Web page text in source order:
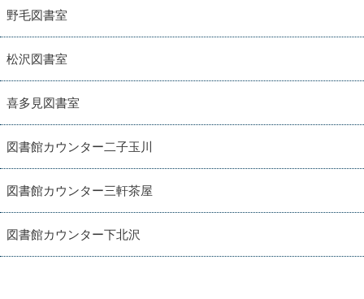
野毛図書室
松沢図書室
喜多見図書室
図書館カウンター二子玉川
図書館カウンター三軒茶屋
図書館カウンター下北沢